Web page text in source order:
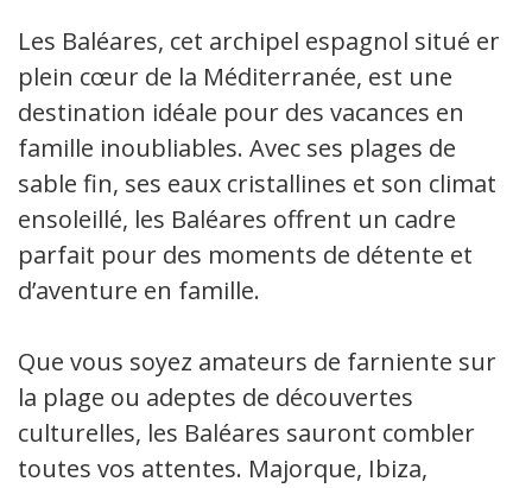
Les Baléares, cet archipel espagnol situé en
plein cœur de la Méditerranée, est une
destination idéale pour des vacances en
famille inoubliables. Avec ses plages de
sable fin, ses eaux cristallines et son climat
ensoleillé, les Baléares offrent un cadre
parfait pour des moments de détente et
d’aventure en famille.
Que vous soyez amateurs de farniente sur
la plage ou adeptes de découvertes
culturelles, les Baléares sauront combler
toutes vos attentes. Majorque, Ibiza,